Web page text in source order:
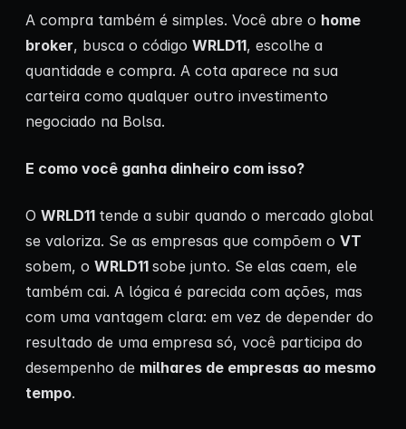
A compra também é simples. Você abre o home
broker, busca o código WRLD11, escolhe a
quantidade e compra. A cota aparece na sua
carteira como qualquer outro investimento
negociado na Bolsa.
E como você ganha dinheiro com isso?
O WRLD11 tende a subir quando o mercado global
se valoriza. Se as empresas que compõem o VT
sobem, o WRLD11 sobe junto. Se elas caem, ele
também cai. A lógica é parecida com ações, mas
com uma vantagem clara: em vez de depender do
resultado de uma empresa só, você participa do
desempenho de milhares de empresas ao mesmo
tempo.